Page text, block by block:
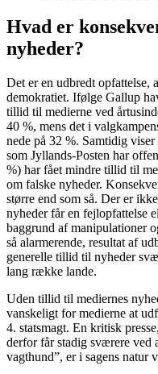
Hvad er
nyheder?
Det er en udbredt opfattelse,
demokratiet. Ifølge Gallup
tillid til medierne ved
40 %, mens det i
nede på 32 %. Samtidig
som Jyllands-Posten har
%) har fået mindre tillid til
om falske nyheder.
større end som så. Der er
nyheder får en fejlopfattelse
baggrund af manipulationer
så alarmerende, resultat af
generelle tillid til nyheder
lang række lande.
Uden tillid til mediernes
vanskeligt for medierne at
4. statsmagt. En kritisk
derfor får stadig sværere ved
vagthund”, er i sagens natur